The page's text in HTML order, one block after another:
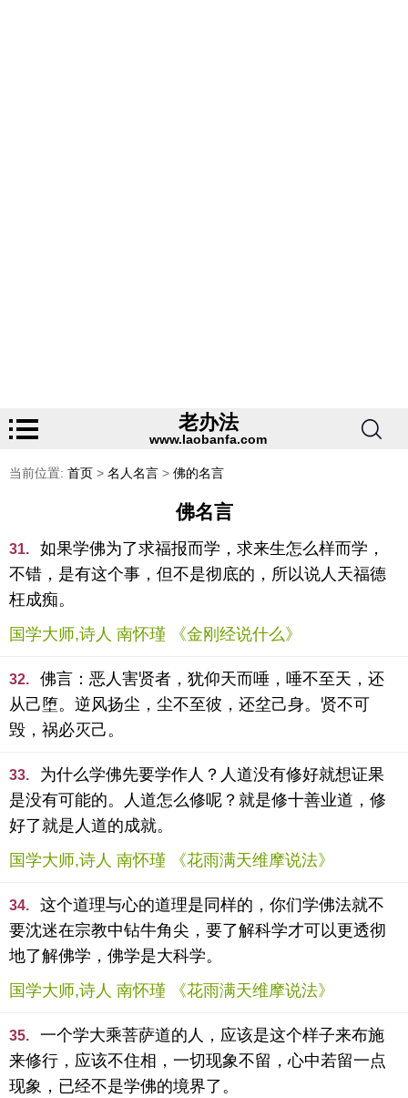
老办法
www.laobanfa.com
当前位置: 首页 > 名人名言 > 佛的名言
佛名言
31.
如果学佛为了求福报而学，求来生怎么样而学，
不错，是有这个事，但不是彻底的，所以说人天福德
枉成痴。
国学大师,诗人 南怀瑾 《金刚经说什么》
32.
佛言：恶人害贤者，犹仰天而唾，唾不至天，还
从己堕。逆风扬尘，尘不至彼，还坌己身。贤不可
毁，祸必灭己。
33.
为什么学佛先要学作人？人道没有修好就想证果
是没有可能的。人道怎么修呢？就是修十善业道，修
好了就是人道的成就。
国学大师,诗人 南怀瑾 《花雨满天维摩说法》
34.
这个道理与心的道理是同样的，你们学佛法就不
要沈迷在宗教中钻牛角尖，要了解科学才可以更透彻
地了解佛学，佛学是大科学。
国学大师,诗人 南怀瑾 《花雨满天维摩说法》
35.
一个学大乘菩萨道的人，应该是这个样子来布施
来修行，应该不住相，一切现象不留，心中若留一点
现象，已经不是学佛的境界了。